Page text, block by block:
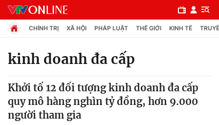
Chuyên mục
Chính trị
CHÍNH TRỊ XÃ HỘI PHÁP LUẬT THẾ GIỚI KINH TẾ
kinh doanh đa cấp
Khởi tố 12 đối tượng kinh doanh đa cấp
quy mô hàng nghìn tỷ đồng, hơn 9.000
người tham gia